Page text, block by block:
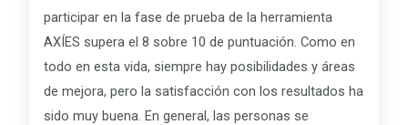
participar en la fase de prueba de la herramienta
AXÍES supera el 8 sobre 10 de puntuación. Como en
todo en esta vida, siempre hay posibilidades y áreas
de mejora, pero la satisfacción con los resultados ha
sido muy buena. En general, las personas se